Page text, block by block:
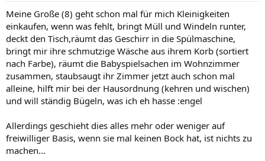
Meine Große (8) geht schon mal für mich Kleinigkeiten
einkaufen, wenn was fehlt, bringt Müll und Windeln runter,
deckt den Tisch,räumt das Geschirr in die Spülmaschine,
bringt mir ihre schmutzige Wäsche aus ihrem Korb (sortiert
nach Farbe), räumt die Babyspielsachen im Wohnzimmer
zusammen, staubsaugt ihr Zimmer jetzt auch schon mal
alleine, hilft mir bei der Hausordnung (kehren und wischen)
und will ständig Bügeln, was ich eh hasse :engel
Allerdings geschieht dies alles mehr oder weniger auf
freiwilliger Basis, wenn sie mal keinen Bock hat, ist nichts zu
machen...